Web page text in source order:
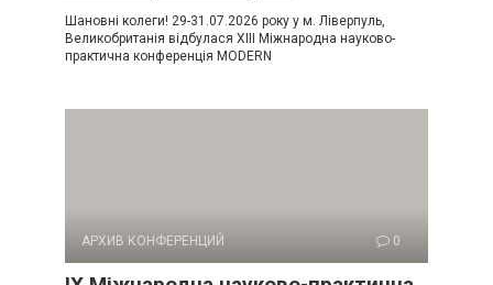
Шановні колеги! 29-31.07.2026 року у м. Ліверпуль,
Великобританія відбулася XIII Міжнародна науково-
практична конференція MODERN
АРХИВ КОНФЕРЕНЦИЙ 0